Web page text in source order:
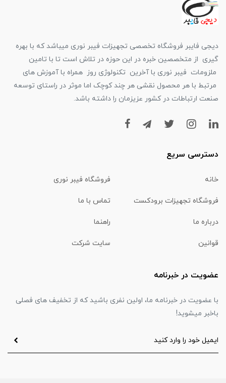
دیجی فایبر فروشگاه تخصصی تجهیزات فیبر نوری میباشد که با بهره
گیری از متخصصین خبره در این حوزه در تلاش است تا با تامین
ملزومات فیبر نوری با آخرین تکنولوژی روز همراه با آموزش های
مرتبط با هر محصول نقشی هر چند کوچک اما موثر در راستای توسعه
صنعت ارتباطات در کشور عزیزمان را داشته باشد.
دسترسی سریع
خانه فروشگاه فیبر نوری
فروشگاه تجهیزات برودکست تماس با ما
درباره ما راهنما
قوانین سایت شرکت
عضویت در خبرنامه
با عضویت در خبرنامه ما، اولین نفری باشید که از تخفیف های فصلی
باخبر میشوید!